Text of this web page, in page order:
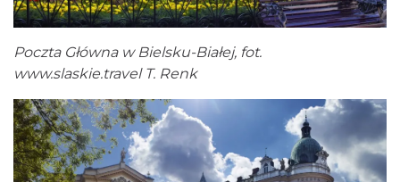
Poczta Główna w Bielsku-Białej, fot.
www.slaskie.travelT. Renk